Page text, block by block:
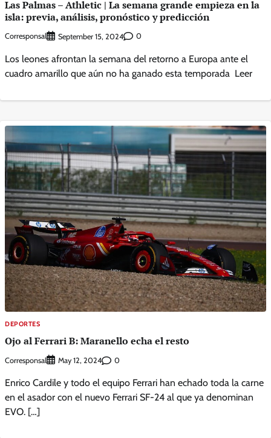
Las Palmas – Athletic | La semana grande empieza en la
isla: previa, análisis, pronóstico y predicción
Corresponsal September 15, 2024 0
Los leones afrontan la semana del retorno a Europa ante el
cuadro amarillo que aún no ha ganado esta temporada Leer
DEPORTES
Ojo al Ferrari B: Maranello echa el resto
Corresponsal May 12, 2024 0
Enrico Cardile y todo el equipo Ferrari han echado toda la carne
en el asador con el nuevo Ferrari SF-24 al que ya denominan
EVO. […]